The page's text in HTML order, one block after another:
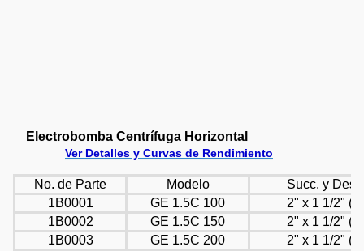
Electrobomba Centrífuga Horizontal
Ver Detalles y Curvas de Rendimiento
No. de Parte Modelo
Succ. y
1B0001
GE 1.5C 100
2" x 1 1/2"
1B0002
GE 1.5C 150
2" x 1 1/2"
1B0003
GE 1.5C 200
2" x 1 1/2"